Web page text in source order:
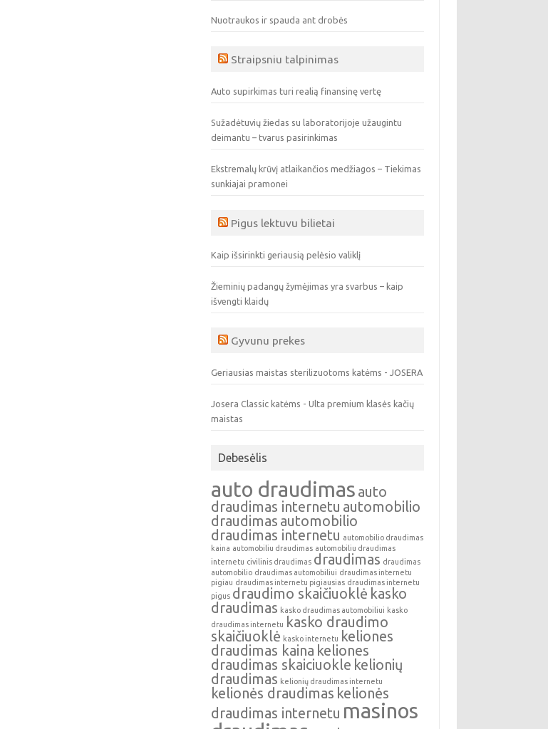
Nuotraukos ir spauda ant drobės
Straipsniu talpinimas
Auto supirkimas turi realią finansinę vertę
Sužadėtuvių žiedas su laboratorijoje užaugintu
deimantu – tvarus pasirinkimas
Ekstremalų krūvį atlaikančios medžiagos – Tiekimas
sunkiajai pramonei
Pigus lektuvu bilietai
Kaip išsirinkti geriausią pelėsio valiklį
Žieminių padangų žymėjimas yra svarbus – kaip
išvengti klaidų
Gyvunu prekes
Geriausias maistas sterilizuotoms katėms - JOSERA
Josera Classic katėms - Ulta premium klasės kačių
maistas
Debesėlis
auto draudimas auto
draudimas internetu automobilio
draudimas automobilio
draudimas internetu automobilio draudimas
kaina automobiliu draudimas automobiliu draudimas
internetu civilinis draudimas draudimas draudimas
automobilio draudimas automobiliui draudimas internetu
pigiau draudimas internetu pigiausias draudimas internetu
pigus draudimo skaičiuoklė kasko
draudimas kasko draudimas automobiliui kasko
draudimas internetu
kasko draudimo
skaičiuoklė kasko internetu
keliones
draudimas kaina keliones
draudimas skaiciuokle kelionių
draudimas kelionių draudimas internetu
kelionės draudimas kelionės
draudimas internetu masinos